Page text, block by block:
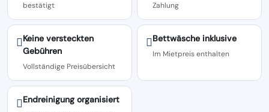
bestätigt
Zahlung
Keine versteckten
Gebühren
Vollständige Preisübersicht
Bettwäsche inklusive
Im Mietpreis enthalten
Endreinigung organisiert